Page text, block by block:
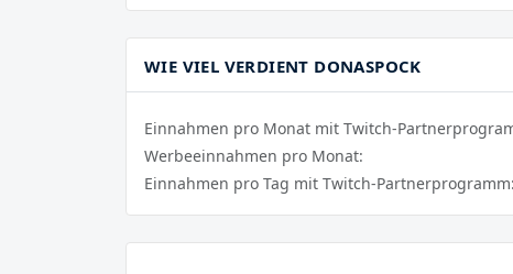
WIE VIEL VERDIENT DONASPOCK
Einnahmen pro Monat mit Twitch-
Werbeeinnahmen pro Monat:
Einnahmen pro Tag mit Twitch-Partnerprogramm: